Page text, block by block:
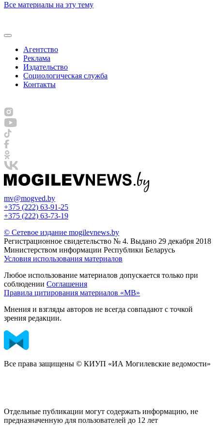
Все материалы на эту тему
Агентство
Реклама
Издательство
Социологическая служба
Контакты
mv@mogved.by
+375 (222) 63-91-25
+375 (222) 63-73-19
© Сетевое издание mogilevnews.by
Регистрационное свидетельство № 4. Выдано 29 декабря 2018
Министерством информации Республики Беларусь
Условия использования материалов
Любое использование материалов допускается только при
соблюдении Соглашения
Правила цитирования материалов «МВ»
Мнения и взгляды авторов не всегда совпадают с точкой
зрения редакции.
Все права защищены © КИУП «ИА Могилевские ведомости»
Отдельные публикации могут содержать информацию, не
предназначенную для пользователей до 12 лет